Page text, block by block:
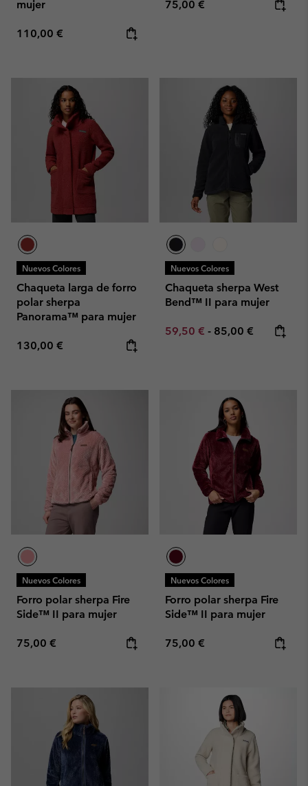
mujer
Regular price:
110,00 €
Regular price:
75,00 €
Nuevos Colores
Chaqueta larga de forro
polar sherpa
Panorama™ para mujer
Regular price:
130,00 €
Nuevos Colores
Chaqueta sherpa West
Bend™ II para mujer
Minimum sale price:
59,50 € - Maximum price:
85,00 €
Nuevos Colores
Forro polar sherpa Fire
Side™ II para mujer
Regular price:
75,00 €
Nuevos Colores
Forro polar sherpa Fire
Side™ II para mujer
Regular price:
75,00 €